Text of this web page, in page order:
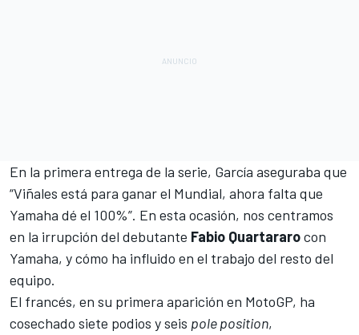
En la primera entrega de la serie, García aseguraba que
“Viñales está para ganar el Mundial, ahora falta que
Yamaha dé el 100%”. En esta ocasión, nos centramos
en la irrupción del debutante Fabio Quartararocon
Yamaha, y cómo ha influido en el trabajo del resto del
equipo.
El francés, en su primera aparición en MotoGP, ha
cosechado siete podios y seis pole position,